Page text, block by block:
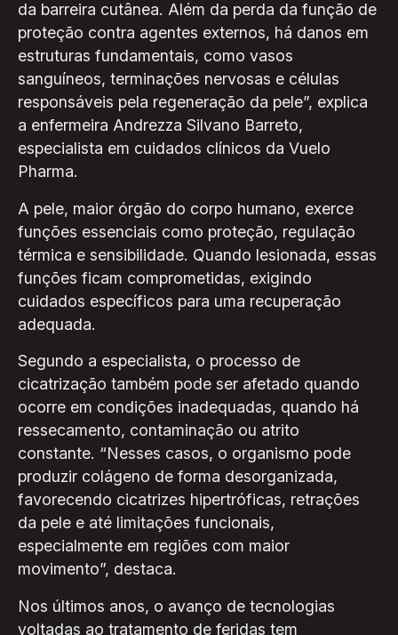
da barreira cutânea. Além da perda da função de
proteção contra agentes externos, há danos em
estruturas fundamentais, como vasos
sanguíneos, terminações nervosas e células
responsáveis pela regeneração da pele”, explica
a enfermeira Andrezza Silvano Barreto,
especialista em cuidados clínicos da Vuelo
Pharma.
A pele, maior órgão do corpo humano, exerce
funções essenciais como proteção, regulação
térmica e sensibilidade. Quando lesionada, essas
funções ficam comprometidas, exigindo
cuidados específicos para uma recuperação
adequada.
Segundo a especialista, o processo de
cicatrização também pode ser afetado quando
ocorre em condições inadequadas, quando há
ressecamento, contaminação ou atrito
constante. “Nesses casos, o organismo pode
produzir colágeno de forma desorganizada,
favorecendo cicatrizes hipertróficas, retrações
da pele e até limitações funcionais,
especialmente em regiões com maior
movimento”, destaca.
Nos últimos anos, o avanço de tecnologias
voltadas ao tratamento de feridas tem